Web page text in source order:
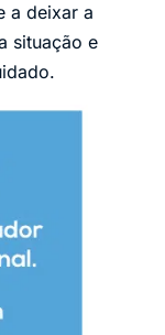
a deixar a
situação e